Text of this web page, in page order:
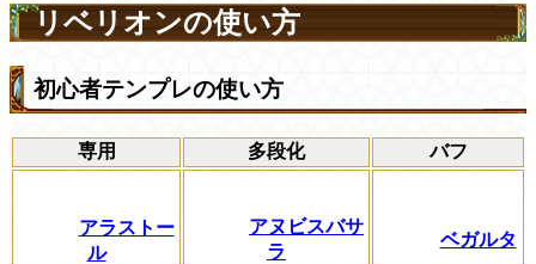
リベリオンの使い方
初心者テンプレの使い方
専用 多段化 バフ
アラストー
ル
アヌビスバサ
ラ
ベガルタ